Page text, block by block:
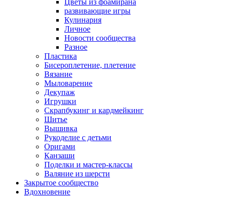
Цветы из фоамирана
развивающие игры
Кулинария
Личное
Новости сообщества
Разное
Пластика
Бисероплетение, плетение
Вязание
Мыловарение
Декупаж
Игрушки
Скрапбукинг и кардмейкинг
Шитье
Вышивка
Рукоделие с детьми
Оригами
Канзаши
Поделки и мастер-классы
Валяние из шерсти
Закрытое сообщество
Вдохновение